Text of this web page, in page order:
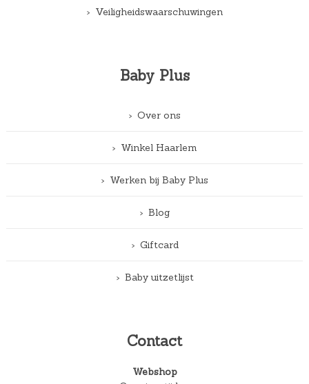
Veiligheidswaarschuwingen
Baby Plus
Over ons
Winkel Haarlem
Werken bij Baby Plus
Blog
Giftcard
Baby uitzetlijst
Contact
Webshop